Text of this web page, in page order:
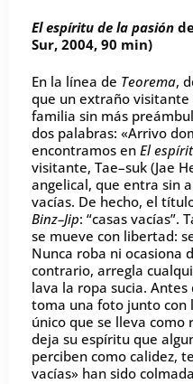
El espíritu de la pasión
Sur, 2004, 90 min)
En la línea de Teorema,
que un extraño visitante
familia sin más
dos palabras: «Arrivo
encontramos en El
visitante, Tae–suk (Jae
angelical, que entra sin
vacías. De hecho, el
Binz–Jip: “casas vacías”.
se mueve con libertad:
Nunca roba ni ocasiona
contrario, arregla
lava la ropa sucia. Antes
toma una foto junto con
único que se lleva como
deja su espíritu que
perciben como calidez,
vacías» han sido